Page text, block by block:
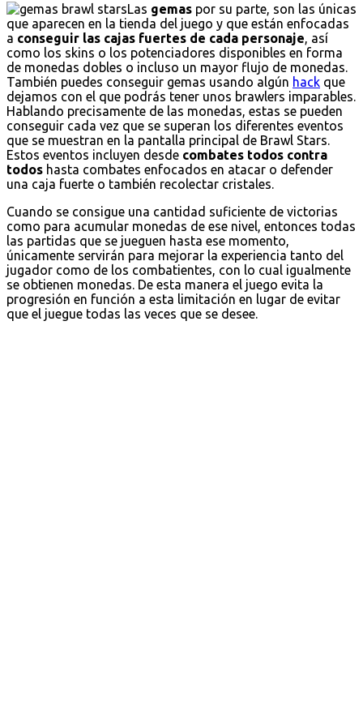
Las gemas por su parte, son las únicas
que aparecen en la tienda del juego y que están enfocadas
a conseguir las cajas fuertes de cada personaje , así
como los skins o los potenciadores disponibles en forma
de monedas dobles o incluso un mayor flujo de monedas.
También puedes conseguir gemas usando algún hack que
dejamos con el que podrás tener unos brawlers imparables.
Hablando precisamente de las monedas, estas se pueden
conseguir cada vez que se superan los diferentes eventos
que se muestran en la pantalla principal de Brawl Stars.
Estos eventos incluyen desde combates todos contra
todos hasta combates enfocados en atacar o defender
una caja fuerte o también recolectar cristales.
Cuando se consigue una cantidad suficiente de victorias
como para acumular monedas de ese nivel, entonces todas
las partidas que se jueguen hasta ese momento,
únicamente servirán para mejorar la experiencia tanto del
jugador como de los combatientes, con lo cual igualmente
se obtienen monedas. De esta manera el juego evita la
progresión en función a esta limitación en lugar de evitar
que el juegue todas las veces que se desee.